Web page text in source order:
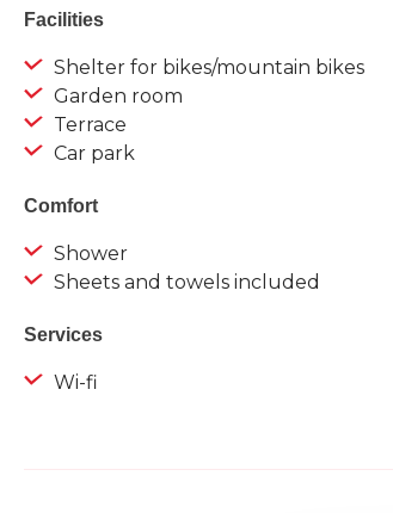
Facilities
Shelter for bikes/mountain bikes
Garden room
Terrace
Car park
Comfort
Shower
Sheets and towels included
Services
Wi-fi